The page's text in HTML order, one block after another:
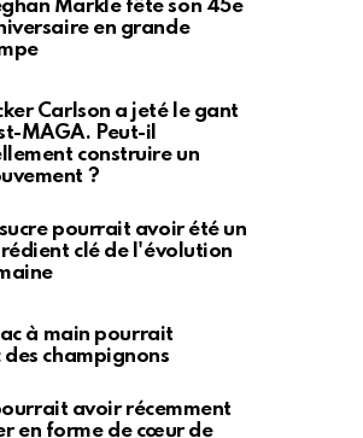
Markle fête son 45e
en grande
Carlson a jeté le gant
MAGA. Peut-il
construire un
?
sucre pourrait avoir été un
clé de l'évolution
à main pourrait
des champignons
avoir récemment
en forme de cœur de